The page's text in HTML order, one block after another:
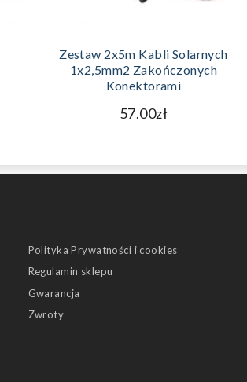
Zestaw 2x5m Kabli Solarnych
1x2,5mm2 Zakończonych
Konektorami
57.00zł
Polityka Prywatności i cookies
Regulamin sklepu
Gwarancja
Zwroty